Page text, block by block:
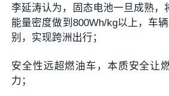
李延涛认为，固态电池一旦成熟，
能量密度做到800Wh/kg以上，车
别，实现跨洲出行；
安全性远超燃油车，本质安全让
力；